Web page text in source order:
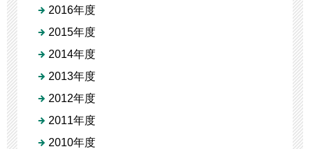
2016年度
2015年度
2014年度
2013年度
2012年度
2011年度
2010年度